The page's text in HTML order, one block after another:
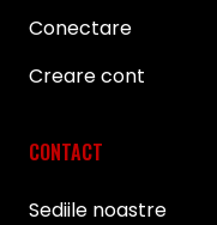
Conectare
Creare cont
CONTACT
Sediile noastre